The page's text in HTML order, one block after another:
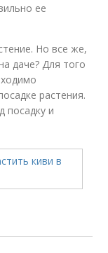
ее
Но все же,
даче? Для того
растения.
посадку и